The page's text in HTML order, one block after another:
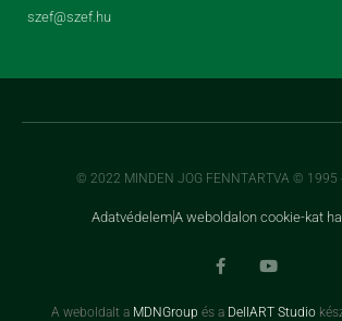
szef@szef.hu
© 2022 MINDEN JOG FENNTARTVA © 1995
AdatvédelemA weboldalon cookie-kat
A weboldalt a MDNGroup és a DellART Studio